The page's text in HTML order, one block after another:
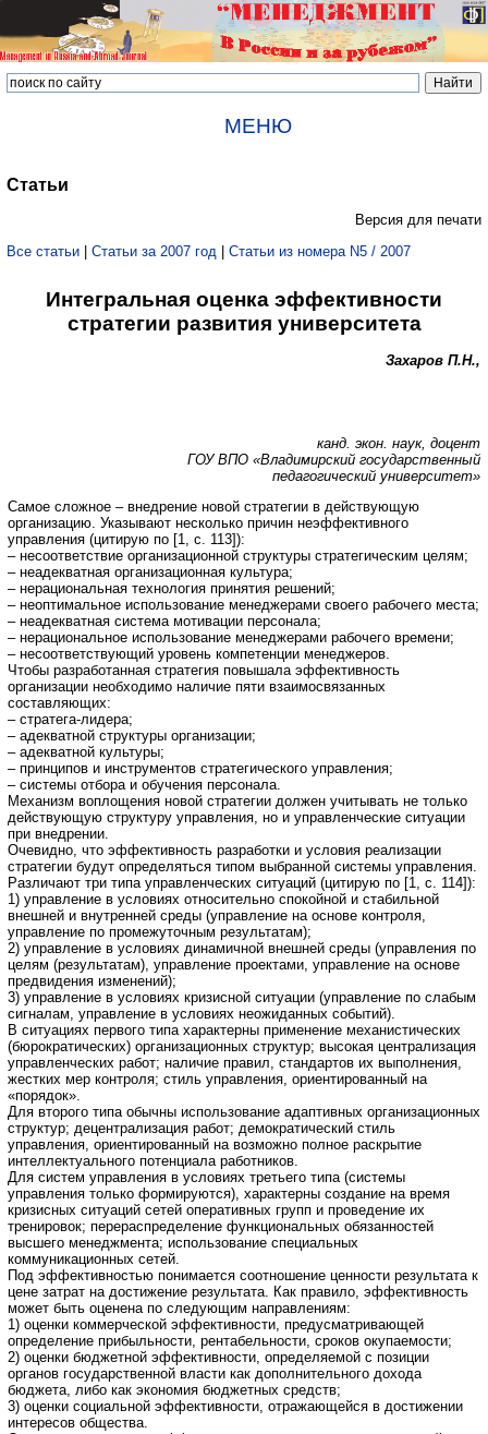
МЕНЮ
Статьи
Версия для печати
Все статьи | Статьи за 2007 год | Статьи из номера N5 / 2007
Интегральная оценка эффективности
стратегии развития университета
Захаров П.Н.,
канд. экон. наук, доцент
ГОУ ВПО «Владимирский государственный
педагогический университет»
Самое сложное – внедрение новой стратегии в действующую
организацию. Указывают несколько причин неэффективного
управления (цитирую по [1, с. 113]):
– несоответствие организационной структуры стратегическим целям;
– неадекватная организационная культура;
– нерациональная технология принятия решений;
– неоптимальное использование менеджерами своего рабочего места;
– неадекватная система мотивации персонала;
– нерациональное использование менеджерами рабочего времени;
– несоответствующий уровень компетенции менеджеров.
Чтобы разработанная стратегия повышала эффективность
организации необходимо наличие пяти взаимосвязанных
составляющих:
– стратега-лидера;
– адекватной структуры организации;
– адекватной культуры;
– принципов и инструментов стратегического управления;
– системы отбора и обучения персонала.
Механизм воплощения новой стратегии должен учитывать не только
действующую структуру управления, но и управленческие ситуации
при внедрении.
Очевидно, что эффективность разработки и условия реализации
стратегии будут определяться типом выбранной системы управления.
Различают три типа управленческих ситуаций (цитирую по [1, с. 114]):
1) управление в условиях относительно спокойной и стабильной
внешней и внутренней среды (управление на основе контроля,
управление по промежуточным результатам);
2) управление в условиях динамичной внешней среды (управления по
целям (результатам), управление проектами, управление на основе
предвидения изменений);
3) управление в условиях кризисной ситуации (управление по слабым
сигналам, управление в условиях неожиданных событий).
В ситуациях первого типа характерны применение механистических
(бюрократических) организационных структур; высокая централизация
управленческих работ; наличие правил, стандартов их выполнения,
жестких мер контроля; стиль управления, ориентированный на
«порядок».
Для второго типа обычны использование адаптивных организационных
структур; децентрализация работ; демократический стиль
управления, ориентированный на возможно полное раскрытие
интеллектуального потенциала работников.
Для систем управления в условиях третьего типа (системы
управления только формируются), характерны создание на время
кризисных ситуаций сетей оперативных групп и проведение их
тренировок; перераспределение функциональных обязанностей
высшего менеджмента; использование специальных
коммуникационных сетей.
Под эффективностью понимается соотношение ценности результата к
цене затрат на достижение результата. Как правило, эффективность
может быть оценена по следующим направлениям:
1) оценки коммерческой эффективности, предусматривающей
определение прибыльности, рентабельности, сроков окупаемости;
2) оценки бюджетной эффективности, определяемой с позиции
органов государственной власти как дополнительного дохода
бюджета, либо как экономия бюджетных средств;
3) оценки социальной эффективности, отражающейся в достижении
интересов общества.